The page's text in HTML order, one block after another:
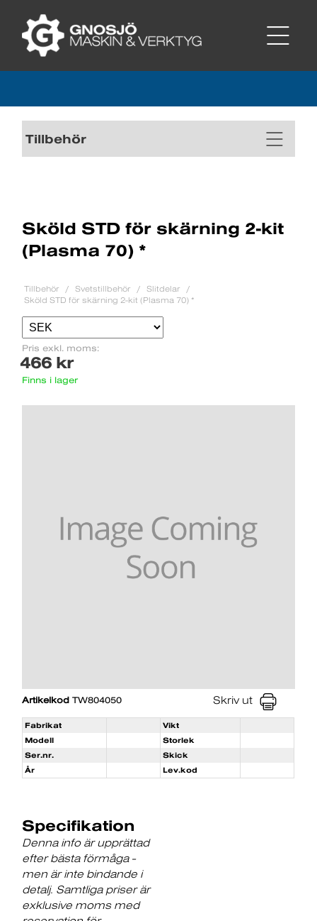
Tillbehör
Sköld STD för skärning 2-kit
(Plasma 70) *
Tillbehör Svetstillbehör
Slitdelar
Sköld STD för skärning 2-kit (Plasma 70) *
Pris exkl. moms:
466 kr
Finns i lager
Artikelkod TW804050 Skriv ut
Fabrikat
Vikt
Modell
Storlek
Ser.nr.
Skick
År
Lev.kod
Specifikation
Denna info är upprättad
efter bästa förmåga -
men är inte bindande i
detalj. Samtliga priser är
exklusive moms med